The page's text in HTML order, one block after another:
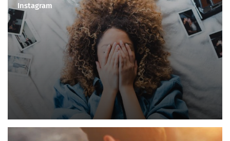
Instagram